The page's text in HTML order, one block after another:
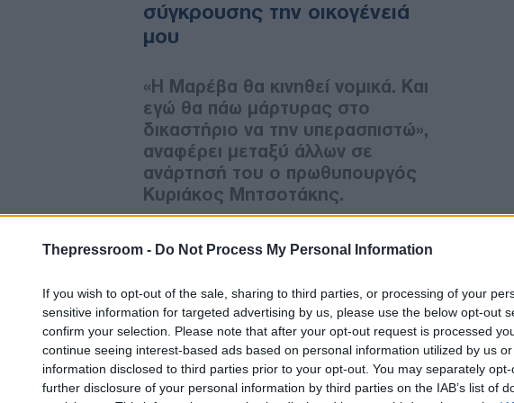
Thepressroom - Do Not Process My Personal Information
If you wish to opt-out of the sale, sharing to third parties, or processing of your
sensitive information for targeted advertising by us, please use the below opt-out
confirm your selection. Please note that after your opt-out request is processed
continue seeing interest-based ads based on personal information utilized by us
information disclosed to third parties prior to your opt-out. You may separately
further disclosure of your personal information by third parties on the IAB’s list of
σύγκρουσης την οικογένειά
μου
«H Μαρέβα θα κινηθεί νομικά. Και
εγώ θα πάω μάρτυρας στο
δικαστήριο να την υπερασπιστώ»,
αναφέρει μεταξύ άλλων σε
ανάρτησή του ο πρωθυπουργός
Κυριάκος Μητσοτάκης.
Ελ. Ακρίτα για τη μήνυση της
Μαρέβας Μητσοτάκη: «Την
περιμένω και της λέω από
τώρα ότι θα ζητήσω την άρση